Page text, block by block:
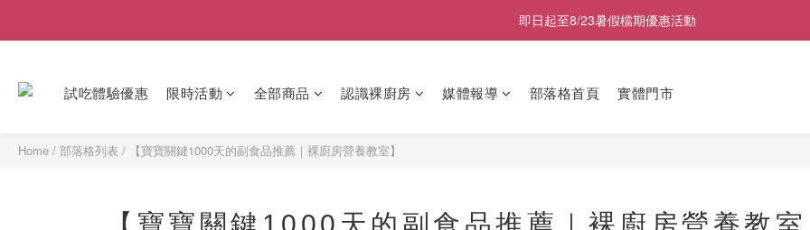
2026商品售價調整公告｜9月1日起適用
副食品五入裝任選兩盒折100元, 五盒折400元
試吃體驗優惠 限時活動 全部商品 認識裸廚房 媒體報導 部落格首頁 實體門市
Home / 部落格列表 / 【寶寶關鍵1000天的副食品推薦｜裸廚房營養教室】